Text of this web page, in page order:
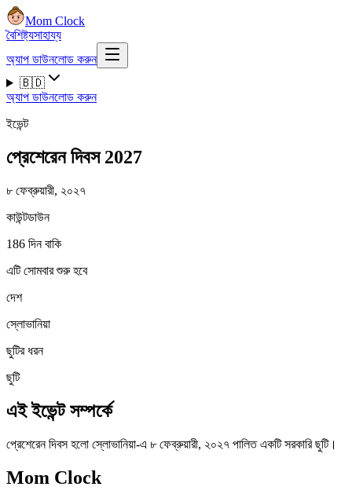
Mom Clock
বৈশিষ্ট্যসাহায্য
অ্যাপ ডাউনলোড করুন
🇧🇩
অ্যাপ ডাউনলোড করুন
ইভেন্ট
প্রেশেরেন দিবস 2027
৮ ফেব্রুয়ারী, ২০২৭
কাউন্টডাউন
186 দিন বাকি
এটি সোমবার শুরু হবে
দেশ
স্লোভানিয়া
ছুটির ধরন
ছুটি
এই ইভেন্ট সম্পর্কে
প্রেশেরেন দিবস হলো স্লোভানিয়া-এ ৮ ফেব্রুয়ারী, ২০২৭ পালিত একটি সরকারি ছুটি।
Mom Clock